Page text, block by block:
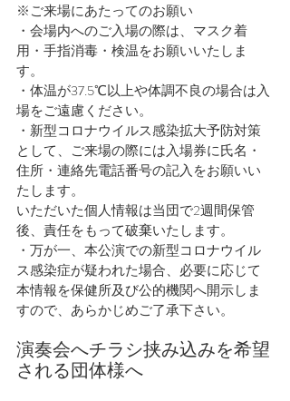
※ご来場にあたってのお願い
・会場内へのご入場の際は、マスク着
用・手指消毒・検温をお願いいたしま
す。
・体温が37.5℃以上や体調不良の場合は入
場をご遠慮ください。
・新型コロナウイルス感染拡大予防対策
として、ご来場の際には入場券に氏名・
住所・連絡先電話番号の記入をお願いい
たします。
いただいた個人情報は当団で2週間保管
後、責任をもって破棄いたします。
・万が一、本公演での新型コロナウイル
ス感染症が疑われた場合、必要に応じて
本情報を保健所及び公的機関へ開示しま
すので、あらかじめご了承下さい。
演奏会へチラシ挟み込みを希望
される団体様へ